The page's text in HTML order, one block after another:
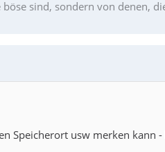
sind, sondern von denen,
Speicherort usw merken kann